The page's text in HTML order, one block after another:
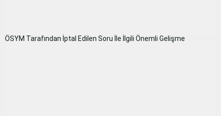
ÖSYM Tarafından İptal Edilen Soru İle İlgili Önemli Gelişme